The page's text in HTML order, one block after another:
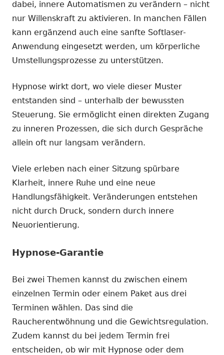
dabei, innere Automatismen zu verändern – nicht
nur Willenskraft zu aktivieren. In manchen Fällen
kann ergänzend auch eine sanfte Softlaser-
Anwendung eingesetzt werden, um körperliche
Umstellungsprozesse zu unterstützen.
Hypnose wirkt dort, wo viele dieser Muster
entstanden sind – unterhalb der bewussten
Steuerung. Sie ermöglicht einen direkten Zugang
zu inneren Prozessen, die sich durch Gespräche
allein oft nur langsam verändern.
Viele erleben nach einer Sitzung spürbare
Klarheit, innere Ruhe und eine neue
Handlungsfähigkeit. Veränderungen entstehen
nicht durch Druck, sondern durch innere
Neuorientierung.
Hypnose-Garantie
Bei zwei Themen kannst du zwischen einem
einzelnen Termin oder einem Paket aus drei
Terminen wählen. Das sind die
Raucherentwöhnung und die Gewichtsregulation.
Zudem kannst du bei jedem Termin frei
entscheiden, ob wir mit Hypnose oder dem